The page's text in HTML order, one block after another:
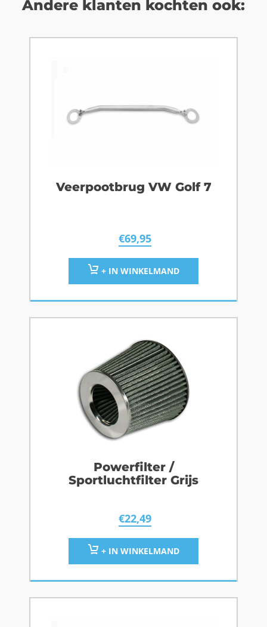
Andere klanten kochten ook:
Veerpootbrug VW Golf 7
€69,95
+ IN WINKELMAND
Powerfilter /
Sportluchtfilter Grijs
€22,49
+ IN WINKELMAND